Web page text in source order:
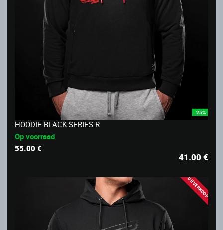
-25%
HOODIE BLACK SERIES R
Op voorraad
55.00 €
41.00€
UITVERKOOP